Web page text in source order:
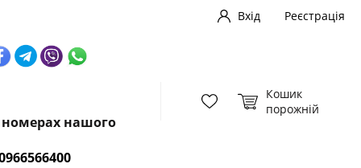
Вхід Реєстрація
номерах нашого
Кошик
порожній